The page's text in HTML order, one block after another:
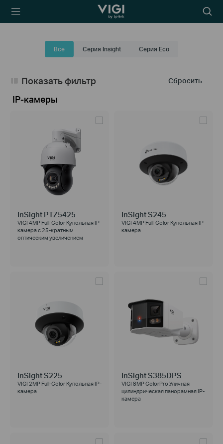
TP-Link, Reliably
icon
Все Серия Insight Серия Eco
Сбросить
Показать фильтр
IP-камеры
InSight PTZ5425
VIGI 4MP Full-Color Купольная IP-
камера с 25-кратным
оптическим увеличением
InSight S245
VIGI 4MP Full-Color Купольная IP-
камера
InSight S225
VIGI 2MP Full-Color Купольная IP-
камера
InSight S385DPS
VIGI 8MP ColorPro Уличная
цилиндрическая панорамная IP-
камера